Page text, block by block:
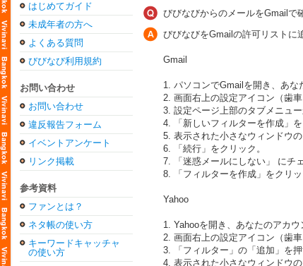
はじめてガイド
未成年者の方へ
よくある質問
びびなび利用規約
お問い合わせ
お問い合わせ
違反報告フォーム
イベントアンケート
リンク掲載
参考資料
ファンとは？
ネタ帳の使い方
キーワードキャッチャ
の使い方
びびなびからのメールをGmailで
びびなびをGmailの許可リストに
Gmail
1. パソコンでGmailを開き、あな
2. 画面右上の設定アイコン（歯
3. 設定ページ上部のタブメニュ
4. 「新しいフィルターを作成」を
5. 表示された小さなウィンドウ
6. 「続行」をクリック。
7. 「迷惑メールにしない」 にチ
8. 「フィルターを作成」をクリッ
Yahoo
1. Yahooを開き、あなたのアカウ
2. 画面右上の設定アイコン（歯
3. 「フィルター」の「追加」を押
4. 表示された小さなウィンドウ